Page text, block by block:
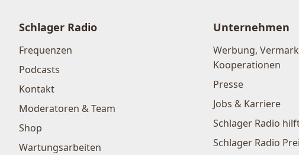
Schlager Radio
Frequenzen
Podcasts
Kontakt
Moderatoren & Team
Shop
Wartungsarbeiten
Unternehmen
Werbung,
Kooperationen
Presse
Jobs & Karriere
Schlager Radio
Schlager Radio